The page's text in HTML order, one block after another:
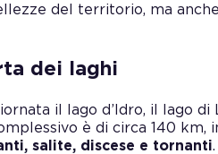
del territorio, ma
dei laghi
il lago d’Idro, il lago di
è di circa 140 km,
salite, discese e tornanti